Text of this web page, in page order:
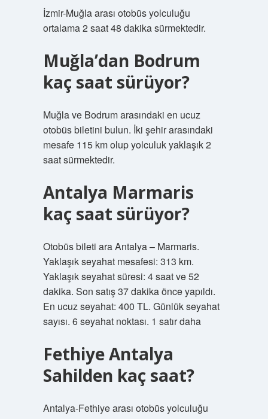
İzmir-Muğla arası otobüs yolculuğu
ortalama 2 saat 48 dakika sürmektedir.
Muğla’dan Bodrum
kaç saat sürüyor?
Muğla ve Bodrum arasındaki en ucuz
otobüs biletini bulun. İki şehir arasındaki
mesafe 115 km olup yolculuk yaklaşık 2
saat sürmektedir.
Antalya Marmaris
kaç saat sürüyor?
Otobüs bileti ara Antalya – Marmaris.
Yaklaşık seyahat mesafesi: 313 km.
Yaklaşık seyahat süresi: 4 saat ve 52
dakika. Son satış 37 dakika önce yapıldı.
En ucuz seyahat: 400 TL. Günlük seyahat
sayısı. 6 seyahat noktası. 1 satır daha
Fethiye Antalya
Sahilden kaç saat?
Antalya-Fethiye arası otobüs yolculuğu